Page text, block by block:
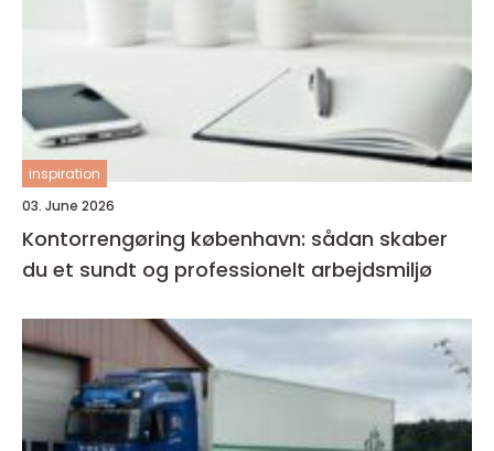
inspiration
03. June 2026
Kontorrengøring københavn: sådan skaber
du et sundt og professionelt arbejdsmiljø